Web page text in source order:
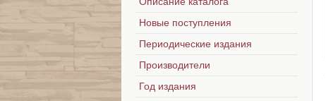
Новые поступления
Периодические издания
Производители
Год издания